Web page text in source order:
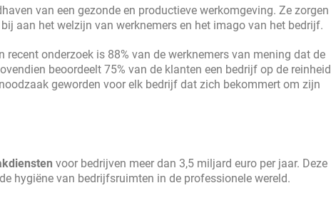
van een gezonde en productieve werkomgeving. Ze zorgen
aan het welzijn van werknemers en het imago van het bedrijf.
onderzoek is 88% van de werknemers van mening dat de
beoordeelt 75% van de klanten een bedrijf op de reinheid
geworden voor elk bedrijf dat zich bekommert om zijn
voor bedrijven meer dan 3,5 miljard euro per jaar. Deze
hygiëne van bedrijfsruimten in de professionele wereld.